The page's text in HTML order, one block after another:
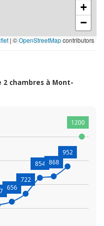
+
−
| ©OpenStreetMapcontributors
chambres à Mont-
656
722
854 868
952
1200